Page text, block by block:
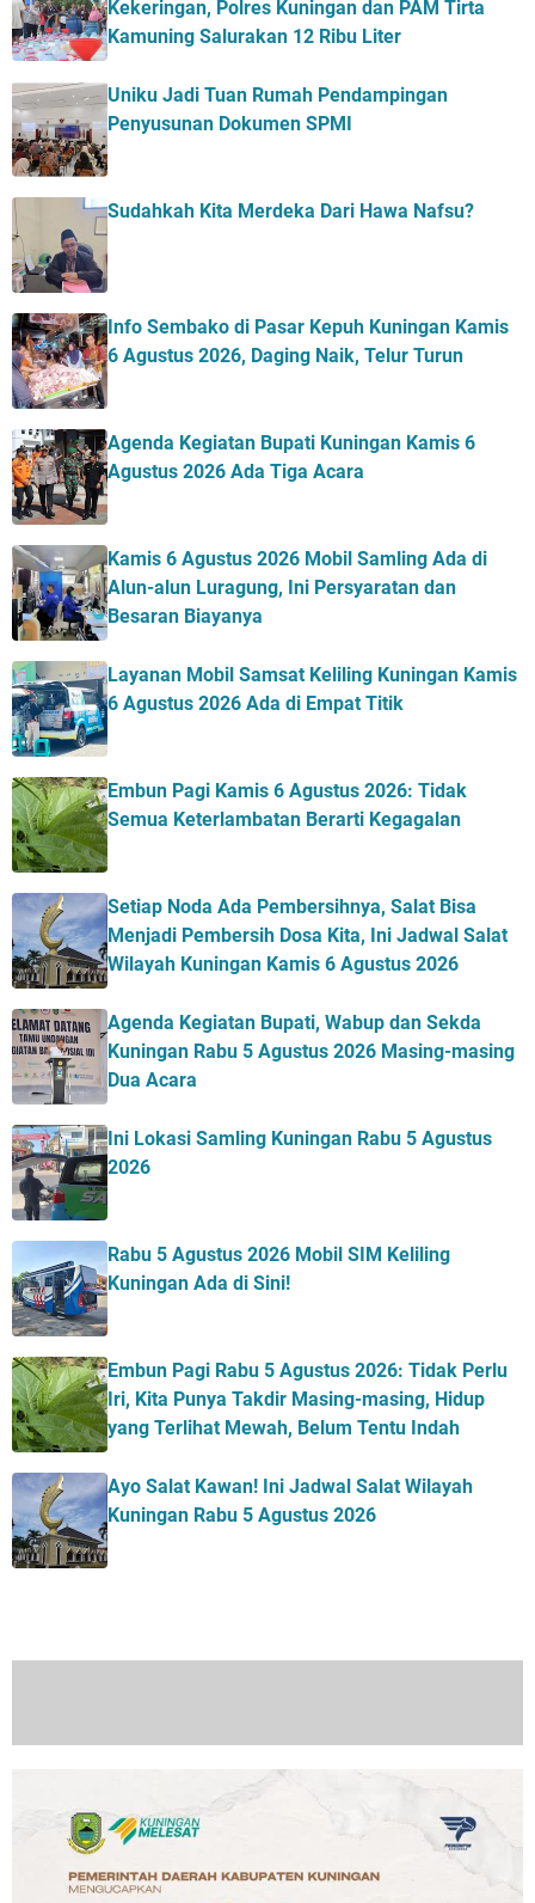
Kekeringan, Polres Kuningan dan PAM Tirta
Kamuning Salurakan 12 Ribu Liter
Uniku Jadi Tuan Rumah Pendampingan
Penyusunan Dokumen SPMI
Sudahkah Kita Merdeka Dari Hawa Nafsu?
Info Sembako di Pasar Kepuh Kuningan Kamis
6 Agustus 2026, Daging Naik, Telur Turun
Agenda Kegiatan Bupati Kuningan Kamis 6
Agustus 2026 Ada Tiga Acara
Kamis 6 Agustus 2026 Mobil Samling Ada di
Alun-alun Luragung, Ini Persyaratan dan
Besaran Biayanya
Layanan Mobil Samsat Keliling Kuningan Kamis
6 Agustus 2026 Ada di Empat Titik
Embun Pagi Kamis 6 Agustus 2026: Tidak
Semua Keterlambatan Berarti Kegagalan
Setiap Noda Ada Pembersihnya, Salat Bisa
Menjadi Pembersih Dosa Kita, Ini Jadwal Salat
Wilayah Kuningan Kamis 6 Agustus 2026
Agenda Kegiatan Bupati, Wabup dan Sekda
Kuningan Rabu 5 Agustus 2026 Masing-masing
Dua Acara
Ini Lokasi Samling Kuningan Rabu 5 Agustus
2026
Rabu 5 Agustus 2026 Mobil SIM Keliling
Kuningan Ada di Sini!
Embun Pagi Rabu 5 Agustus 2026: Tidak Perlu
Iri, Kita Punya Takdir Masing-masing, Hidup
yang Terlihat Mewah, Belum Tentu Indah
Ayo Salat Kawan! Ini Jadwal Salat Wilayah
Kuningan Rabu 5 Agustus 2026